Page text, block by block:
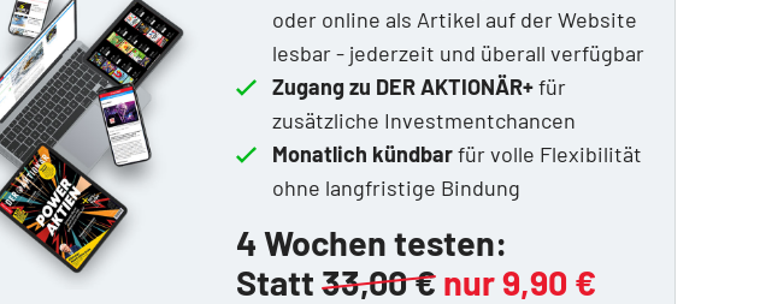
oder online als Artikel auf der Website
lesbar - jederzeit und überall verfügbar
Zugang zu DER AKTIONÄR+für
zusätzliche Investmentchancen
Monatlich kündbarfür volle Flexibilität
ohne langfristige Bindung
4 Wochen testen:
Statt 33,00 € nur 9,90 €